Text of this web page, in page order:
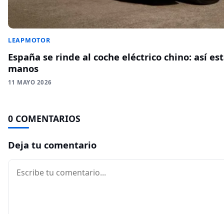
LEAPMOTOR
España se rinde al coche eléctrico chino: así
manos
11 MAYO 2026
0 COMENTARIOS
Deja tu comentario
Comentario